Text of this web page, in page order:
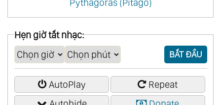
Hẹn giờ tắt nhạc:
BẮT ĐẦU
AutoPlay
Repeat